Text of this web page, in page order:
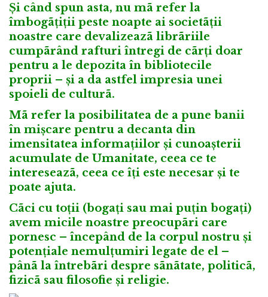
Și când spun asta, nu mã refer la
îmbogãțiții peste noapte ai societãții
noastre care devalizeazã librãriile
cumpãrând rafturi întregi de cãrți doar
pentru a le depozita în bibliotecile
proprii – și a da astfel impresia unei
spoieli de culturã.
Mã refer la posibilitatea de a pune banii
în mișcare pentru a decanta din
imensitatea informațiilor și cunoașterii
acumulate de Umanitate, ceea ce te
intereseazã, ceea ce îți este necesar și te
poate ajuta.
Cãci cu toții (bogați sau mai puțin bogați)
avem micile noastre preocupãri care
pornesc – începând de la corpul nostru și
potențiale nemulțumiri legate de el –
pânã la întrebãri despre sãnãtate, politicã,
fizicã sau filosofie și religie.